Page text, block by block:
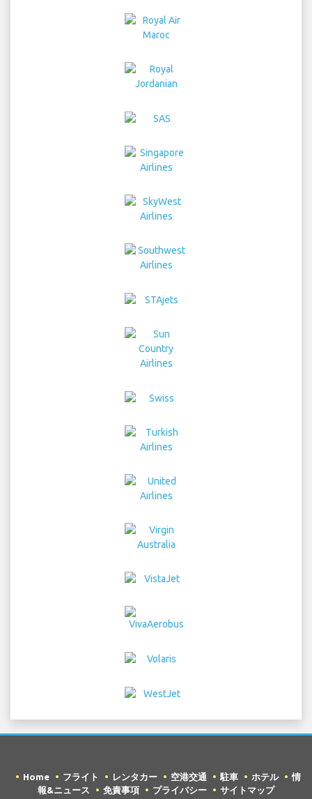
Home フライト レンタカー 空港交通 駐車 ホテル
情
報&ニュース
免責事項 プライバシー サイトマップ